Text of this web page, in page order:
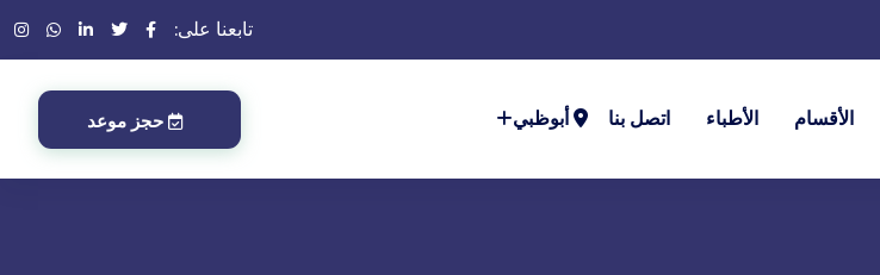
تابعنا على:
الأقسام الأطباء اتصل بنا أبوظبي حجز موعد